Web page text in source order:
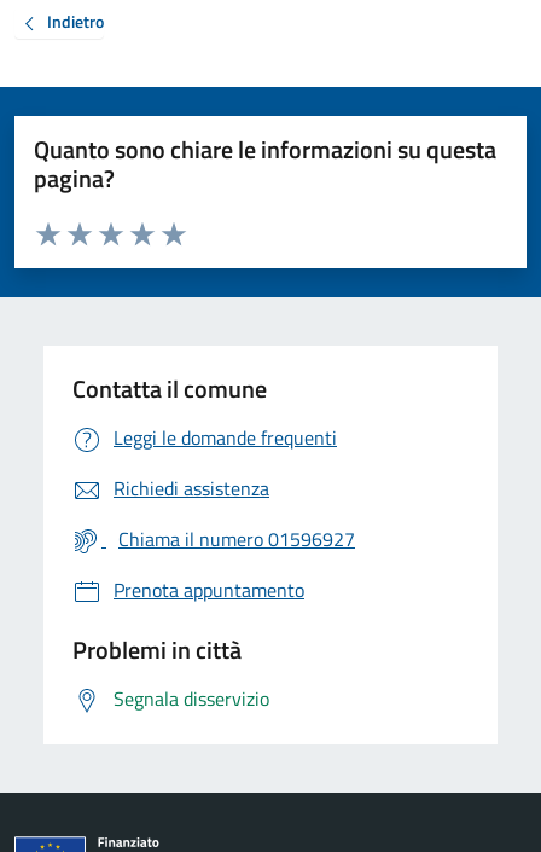
Indietro
Quanto sono chiare le informazioni su questa
pagina?
Valuta da 1 a 5 stelle la pagina
Valuta 5 stelle su 5
Valuta 4 stelle su 5
Valuta 3 stelle su 5
Valuta 2 stelle su 5
Valuta 1 stelle su 5
Contatta il comune
Leggi le domande frequenti
Richiedi assistenza
Chiama il numero 01596927
Prenota appuntamento
Problemi in città
Segnala disservizio